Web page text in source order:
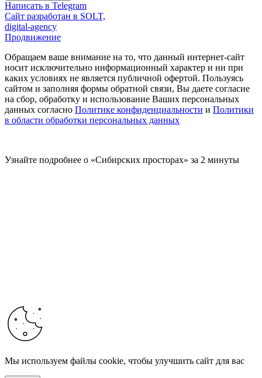
Написать в Telegram
Сайт разработан в SOLT,
digital-agency
Продвижение
Обращаем ваше внимание на то, что данный интернет-сайт
носит исключительно информационный характер и ни при
каких условиях не является публичной офертой. Пользуясь
сайтом и заполняя формы обратной связи, Вы даете согласие
на сбор, обработку и использование Ваших персональных
данных согласно Политике конфиденциальности и Политики
в области обработки персональных данных
Узнайте подробнее о «Сибирских просторах» за 2 минуты
Мы используем файлы cookie, чтобы улучшить сайт для вас